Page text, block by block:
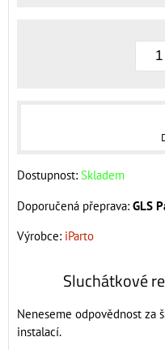
Dostupnost: Skladem
GLS
Výrobce: iParto
Sluchátkové
Neneseme odpovědnost za
instalací.